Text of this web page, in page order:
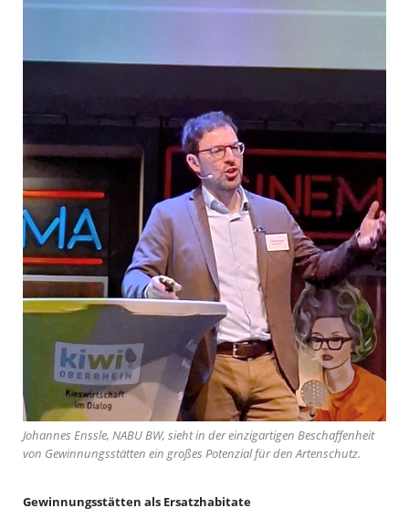
Johannes Enssle, NABU BW, sieht in der einzigartigen Beschaffenheit
von Gewinnungsstätten ein großes Potenzial für den Artenschutz.
Gewinnungsstätten als Ersatzhabitate